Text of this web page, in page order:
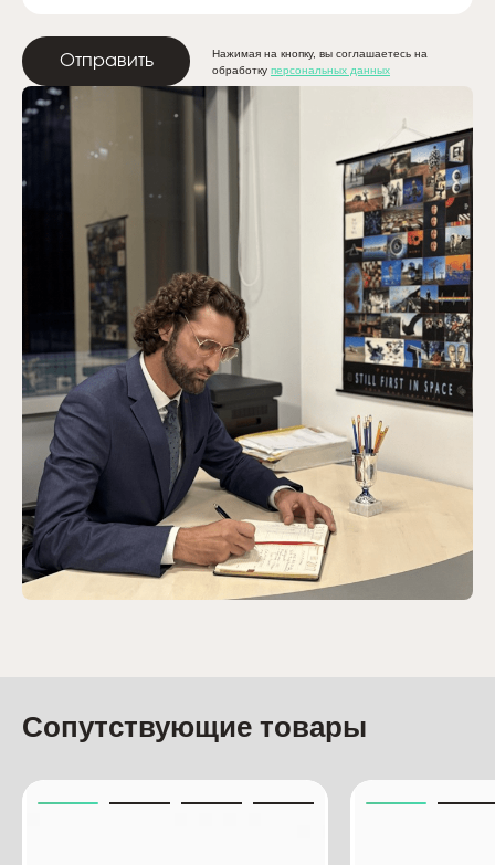
Сопутствующие товары
Отправить
Нажимая на кнопку, вы соглашаетесь на
обработку персональных данных